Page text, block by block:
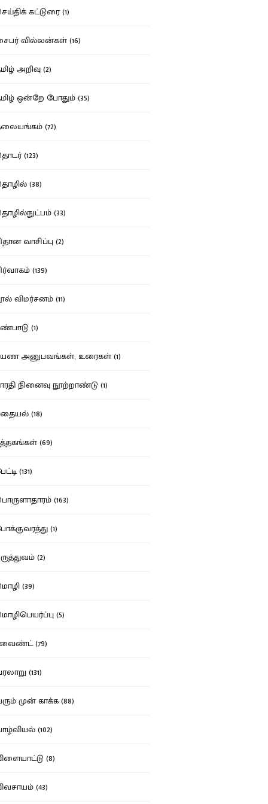
கட்டுரை (1)
வில்லன்கள் (16)
அறிவு (2)
ஒன்றே போதும் (35)
(72)
(123)
(38)
(33)
வாசிப்பு (2)
(139)
விமர்சனம் (11)
(1)
அனுபவங்கள், உரைகள் (1)
நினைவு நூற்றாண்டு (1)
(18)
(69)
(131)
(163)
(1)
(2)
(39)
(5)
(79)
(131)
முன் காக்க (88)
(102)
(8)
(43)